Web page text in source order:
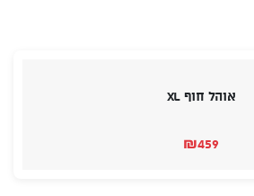
אוהל חוף XL
₪459